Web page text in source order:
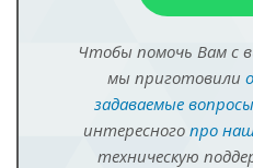
Чтобы помочь Вам с
мы приготовили
задаваемые вопросы
интересного про
техническую